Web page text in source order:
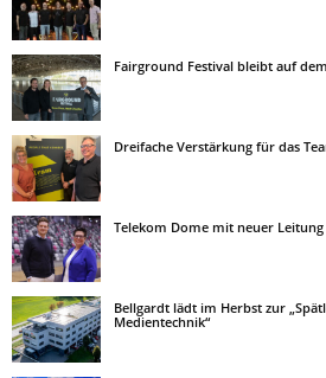
Fairground Festival bleibt auf
Dreifache Verstärkung für das
Telekom Dome mit neuer
Bellgardt lädt im Herbst zur
Medientechnik“